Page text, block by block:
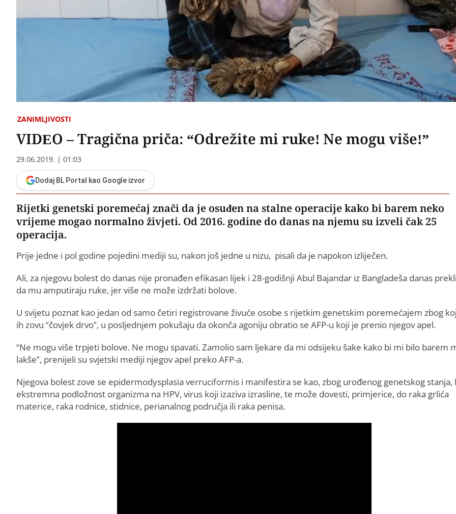
ZANIMLJIVOSTI
VIDEO – Tragična priča: “Odrežite mi ruke! Ne mogu više!”
29.06.2019. | 01:03
Dodaj BL Portal kao Google izvor
Rijetki genetski poremećaj znači da je osuđen na stalne operacije kako bi barem neko
vrijeme mogao normalno živjeti. Od 2016. godine do danas na njemu su izveli čak 25
operacija.
Prije jedne i pol godine pojedini mediji su, nakon još jedne u nizu, pisali da je napokon izliječen.
Ali, za njegovu bolest do danas nije pronađen efikasan lijek i 28-godišnji Abul Bajandar iz Bangladeša danas
da mu amputiraju ruke, jer više ne može izdržati bolove.
U svijetu poznat kao jedan od samo četiri registrovane živuće osobe s rijetkim genetskim poremećajem zbog
ih zovu “čovjek drvo”, u posljednjem pokušaju da okonča agoniju obratio se AFP-u koji je prenio njegov apel.
“Ne mogu više trpjeti bolove. Ne mogu spavati. Zamolio sam ljekare da mi odsijeku šake kako bi mi bilo barem
lakše”, prenijeli su svjetski mediji njegov apel preko AFP-a.
Njegova bolest zove se epidermodysplasia verruciformis i manifestira se kao, zbog urođenog genetskog stanja,
ekstremna podložnost organizma na HPV, virus koji izaziva izrasline, te može dovesti, primjerice, do raka grlića
materice, raka rodnice, stidnice, perianalnog područja ili raka penisa.